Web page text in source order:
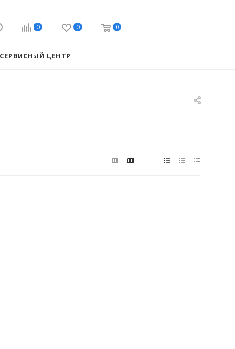
0 0 0
СЕРВИСНЫЙ ЦЕНТР